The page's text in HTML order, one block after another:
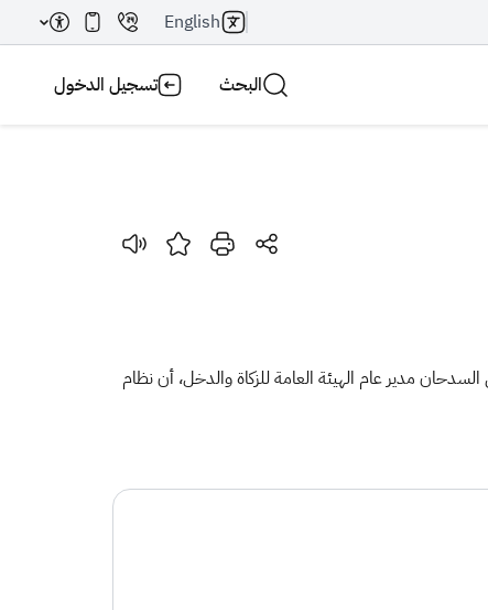
English
البحث تسجيل الدخول
مدير عام الهيئة العامة للزكاة والدخل، أن نظام